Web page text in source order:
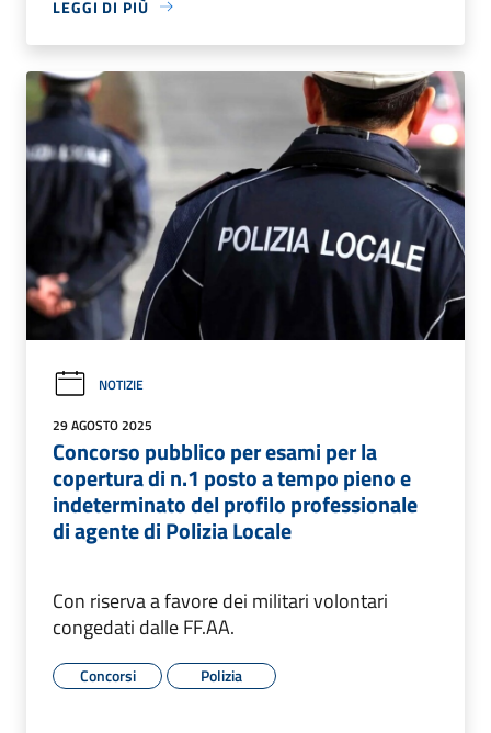
LEGGI DI PIÙ
NOTIZIE
29 AGOSTO 2025
Concorso pubblico per esami per la
copertura di n.1 posto a tempo pieno e
indeterminato del profilo professionale
di agente di Polizia Locale
Con riserva a favore dei militari volontari
congedati dalle FF.AA.
Concorsi Polizia